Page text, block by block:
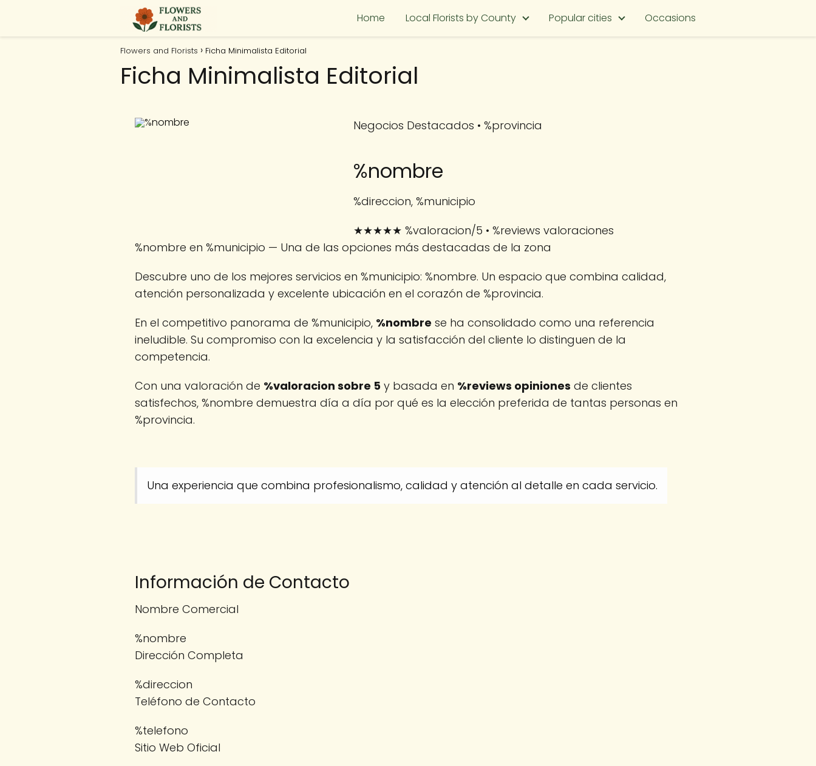
Home Local Florists by County Popular cities Occasions
Flowers and Florists Ficha Minimalista Editorial
Ficha Minimalista Editorial
Negocios Destacados • %provincia
%nombre
%direccion, %municipio
★★★★★ %valoracion/5 • %reviews valoraciones
%nombre en %municipio — Una de las opciones más destacadas de la zona
Descubre uno de los mejores servicios en %municipio: %nombre. Un espacio que combina calidad,
atención personalizada y excelente ubicación en el corazón de %provincia.
En el competitivo panorama de %municipio, %nombre se ha consolidado como una referencia
ineludible. Su compromiso con la excelencia y la satisfacción del cliente lo distinguen de la
competencia.
Con una valoración de %valoracion sobre 5 y basada en %reviews opiniones de clientes
satisfechos, %nombre demuestra día a día por qué es la elección preferida de tantas personas en
%provincia.
Una experiencia que combina profesionalismo, calidad y atención al detalle en cada servicio.
Información de Contacto
Nombre Comercial
%nombre
Dirección Completa
%direccion
Teléfono de Contacto
%telefono
Sitio Web Oficial